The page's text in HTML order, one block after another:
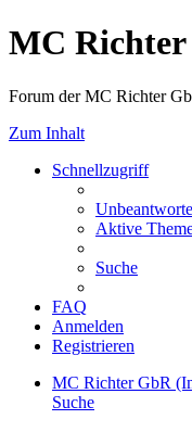
MC
Forum der MC Richter
Zum Inhalt
Schnellzugriff
Aktive
Suche
FAQ
Anmelden
Registrieren
MC Richter GbR
Suche